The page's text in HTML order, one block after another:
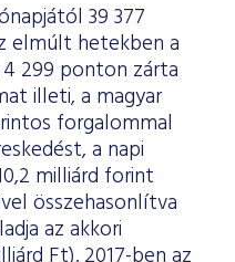
39 377
elmúlt hetekben a
299 ponton zárta
illeti, a magyar
forgalommal
a napi
milliárd forint
összehasonlítva
az akkori